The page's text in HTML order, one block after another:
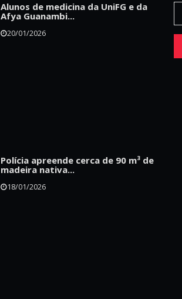
Alunos de medicina da UniFG e da
Afya Guanambi...
20/01/2026
Polícia apreende cerca de 90 m³ de
madeira nativa...
18/01/2026